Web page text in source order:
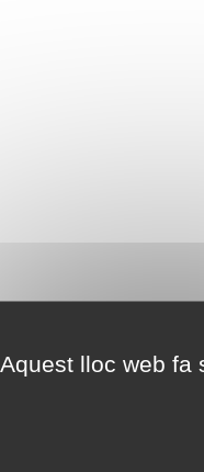
Aquest lloc web fa